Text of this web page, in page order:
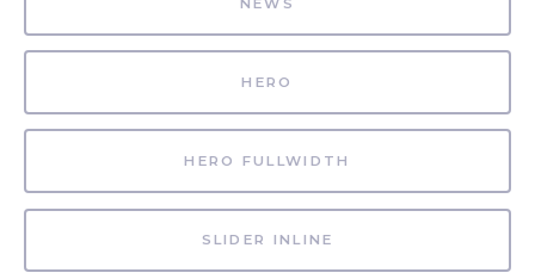
NEWS
HERO
HERO FULLWIDTH
SLIDER INLINE